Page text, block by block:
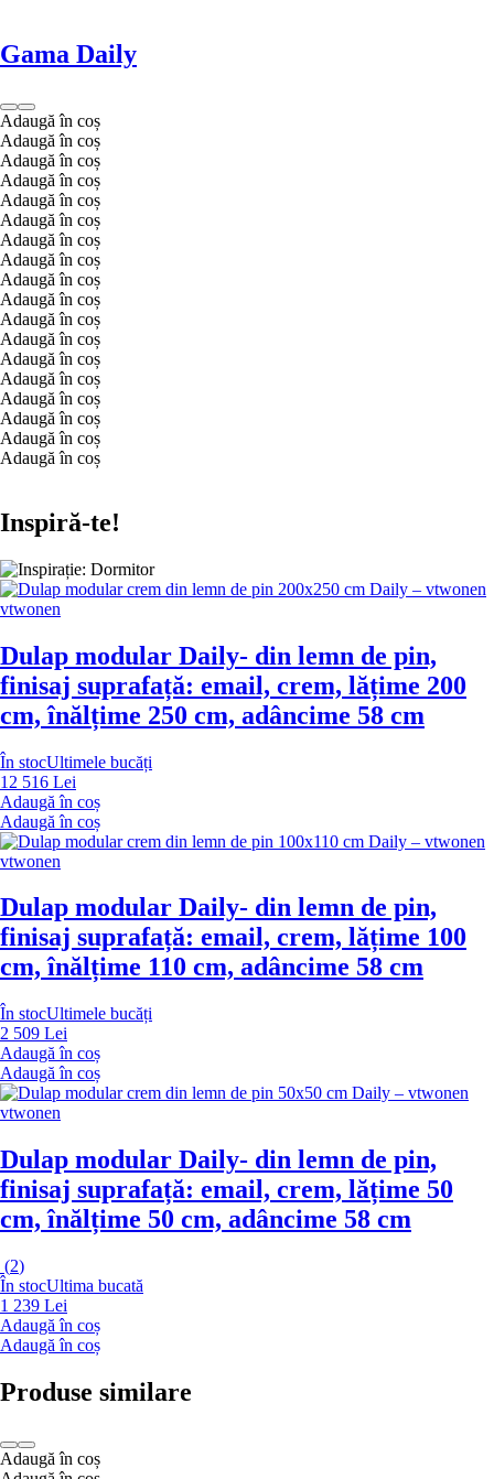
Gama Daily
Adaugă în coș
Adaugă în coș
Adaugă în coș
Adaugă în coș
Adaugă în coș
Adaugă în coș
Adaugă în coș
Adaugă în coș
Adaugă în coș
Adaugă în coș
Adaugă în coș
Adaugă în coș
Adaugă în coș
Adaugă în coș
Adaugă în coș
Adaugă în coș
Adaugă în coș
Adaugă în coș
Inspiră-te!
vtwonen
Dulap modular Daily- din lemn de pin,
finisaj suprafață: email, crem, lățime 200
cm, înălțime 250 cm, adâncime 58 cm
În stocUltimele bucăți
12 516 Lei
Adaugă în coș
Adaugă în coș
vtwonen
Dulap modular Daily- din lemn de pin,
finisaj suprafață: email, crem, lățime 100
cm, înălțime 110 cm, adâncime 58 cm
În stocUltimele bucăți
2 509 Lei
Adaugă în coș
Adaugă în coș
vtwonen
Dulap modular Daily- din lemn de pin,
finisaj suprafață: email, crem, lățime 50
cm, înălțime 50 cm, adâncime 58 cm
(2)
În stocUltima bucată
1 239 Lei
Adaugă în coș
Adaugă în coș
Produse similare
Adaugă în coș